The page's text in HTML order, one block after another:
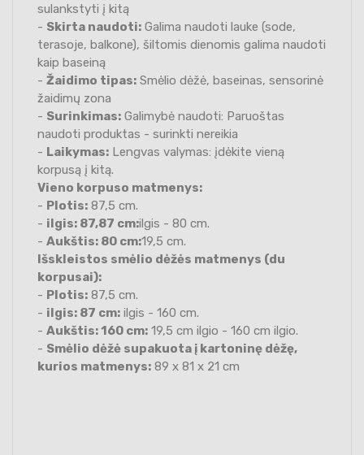
sulankstyti į kitą
- Skirta naudoti: Galima naudoti lauke (sode,
terasoje, balkone), šiltomis dienomis galima naudoti
kaip baseiną
- Žaidimo tipas: Smėlio dėžė, baseinas, sensorinė
žaidimų zona
- Surinkimas: Galimybė naudoti: Paruoštas
naudoti produktas - surinkti nereikia
- Laikymas: Lengvas valymas: įdėkite vieną
korpusą į kitą.
Vieno korpuso matmenys:
- Plotis: 87,5 cm.
- ilgis: 87,87 cm:ilgis - 80 cm.
- Aukštis: 80 cm:19,5 cm.
Išskleistos smėlio dėžės matmenys (du
korpusai):
- Plotis: 87,5 cm.
- ilgis: 87 cm: ilgis - 160 cm.
- Aukštis: 160 cm: 19,5 cm ilgio - 160 cm ilgio.
- Smėlio dėžė supakuota į kartoninę dėžę,
kurios matmenys: 89 x 81 x 21 cm